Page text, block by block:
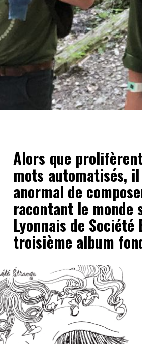
Alors que
mots automatisés,
anormal de
racontant le monde
Lyonnais de
troisième album